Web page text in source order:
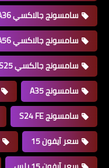
سامسونج جالاكسي A36
سامسونج جالاكسي A56
سامسونج جالكسي S25
سامسونج A35
سامسونج S24 FE
سعر آيفون 15